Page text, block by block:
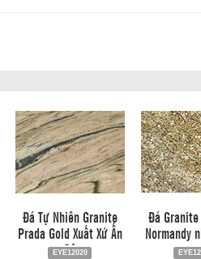
Đá Tự Nhiên Granite
Prada Gold Xuất Xứ Ấn
Độ
EYE12020
Đá
Normandy